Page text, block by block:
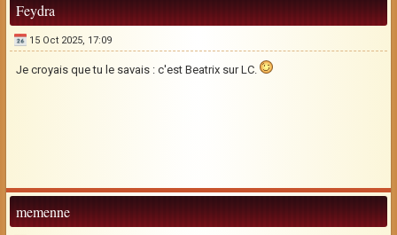
Feydra
15 Oct 2025, 17:09
Je croyais que tu le savais : c'est Beatrix sur LC.
memenne